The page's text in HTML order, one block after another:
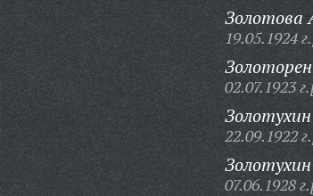
Золотова
19.05.1924
02.07.1923
22.09.1922
07.06.1928